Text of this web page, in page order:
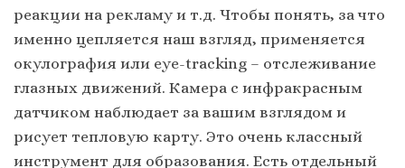
реакции на рекламу и т.д. Чтобы понять, за что
именно цепляется наш взгляд, применяется
окулография или eye-tracking – отслеживание
глазных движений. Камера с инфракрасным
датчиком наблюдает за вашим взглядом и
рисует тепловую карту. Это очень классный
инструмент для образования. Есть отдельный